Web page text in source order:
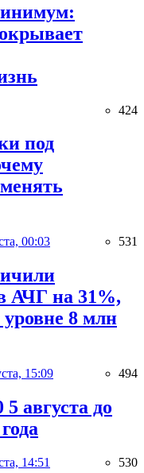
424
под
00:03 531
АЧГ на 31%,
8 млн
15:09 494
августа до
14:51 530